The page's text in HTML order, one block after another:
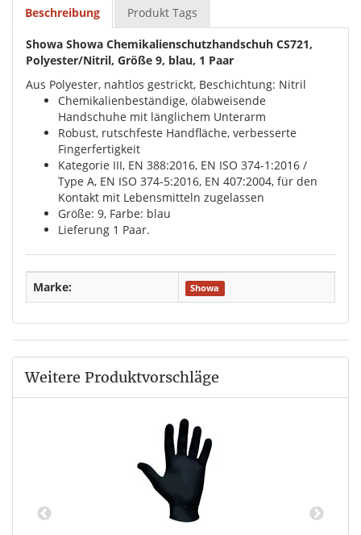
Beschreibung Produkt Tags
Showa Showa Chemikalienschutzhandschuh CS721,
Polyester/Nitril, Größe 9, blau, 1 Paar
Aus Polyester, nahtlos gestrickt, Beschichtung: Nitril
Chemikalienbeständige, ölabweisende
Handschuhe mit länglichem Unterarm
Robust, rutschfeste Handfläche, verbesserte
Fingerfertigkeit
Kategorie III, EN 388:2016, EN ISO 374-1:2016 /
Type A, EN ISO 374-5:2016, EN 407:2004, für den
Kontakt mit Lebensmitteln zugelassen
Größe: 9, Farbe: blau
Lieferung 1 Paar.
Marke: Showa
Weitere Produktvorschläge